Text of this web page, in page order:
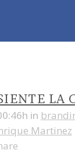
LA
in
Martinez